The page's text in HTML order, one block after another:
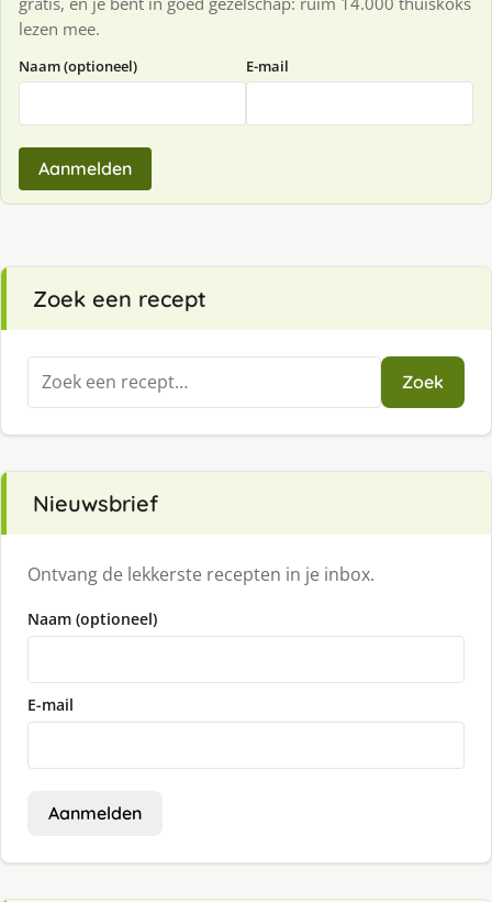
lezen mee.
Naam (optioneel) E-mail
Aanmelden
Zoek een recept
Zoeken
naar:
Zoek
Nieuwsbrief
Ontvang de lekkerste recepten in je inbox.
Naam (optioneel)
E-mail
Aanmelden